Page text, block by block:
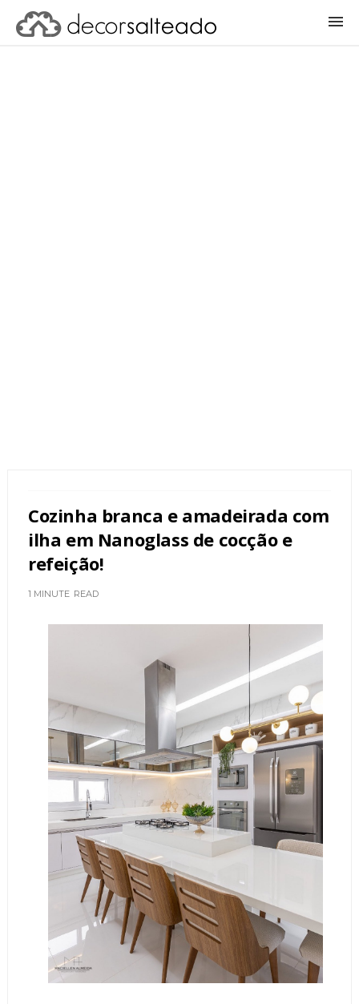
Cozinha branca e amadeirada com
ilha em Nanoglass de cocção e
refeição!
1 MINUTE READ